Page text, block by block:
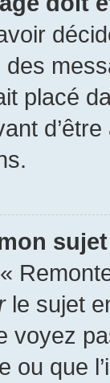
placé
le sujet
voyez
ou que